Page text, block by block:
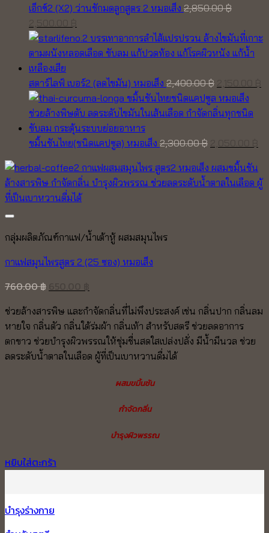
เอ็กซ์2 (X2) ว่านชักมดลูกสูตร 2 หมอเส็ง 2,850.00฿
price
was:
2,850.00 ฿.
price
is:
สตาร์ไลฟ์ เบอร์2 (ลดไขมัน) หมอเส็ง 2,400.00฿
price
was:
ขมิ้นชันไทย(ชนิดแคปซูล) หมอเส็ง 2,300.00฿
was:
2,300.00 ฿.
is:
กลุ่มผลิตภัณฑ์กาแฟ/น้ำเต้าหู้ ผสมสมุนไพร
กาแฟสมุนไพรสูตร 2 (25 ซอง) หมอเส็ง
760.00฿
was:
760.00 ฿.
is:
650.00 ฿.
ช่วยล้างสารพิษ และกำจัดกลิ่นที่ไม่พึงประสงค์ เช่น กลิ่นปาก กลิ่นลม
หายใจ กลิ่นตัว กลิ่นใต้ร่มผ้า กลิ่นเท้า สำหรับสตรี ช่วยลดอาการ
ตกขาว ช่วยบำรุงผิวพรรณให้ชุ่มชื่นสดใสเปล่งปลั่ง มีน้ำมีนวล ช่วย
ลดระดับน้ำตาลในเลือด ผู้ที่เป็นเบาหวานดื่มได้
ผสมขมิ้นชัน
กำจัดกลิ่น
บำรุงผิวพรรณ
หยิบใส่ตะกร้า
บำรุงร่างกาย